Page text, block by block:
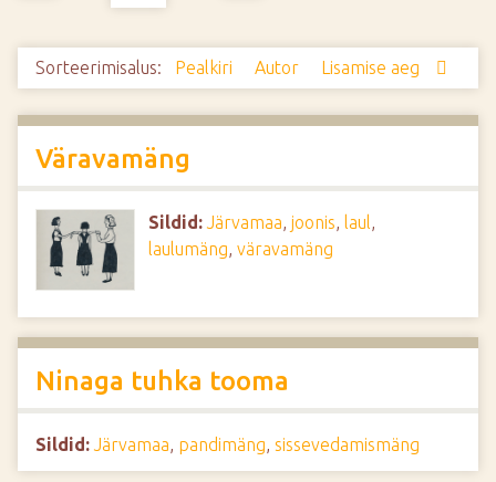
Sorteerimisalus: Pealkiri Autor Lisamise aeg
Väravamäng
Sildid: Järvamaa, joonis, laul,
laulumäng, väravamäng
Ninaga tuhka tooma
Sildid: Järvamaa, pandimäng, sissevedamismäng